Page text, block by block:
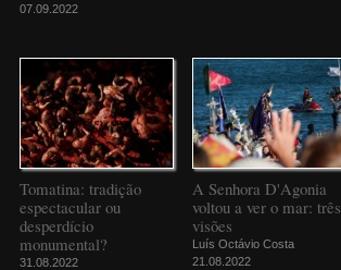
07.09.2022
Tomatina: tradição
espectacular ou
desperdício
monumental?
31.08.2022
A Senhora D'Agonia
voltou a ver o mar: três
visões
Luís Octávio Costa
21.08.2022